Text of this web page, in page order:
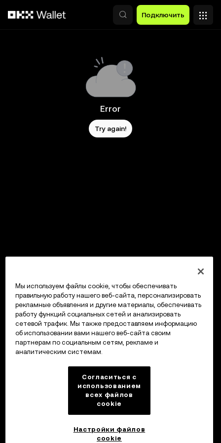
Подключить
Error
Try again!
Мы используем файлы cookie, чтобы обеспечивать
правильную работу нашего веб-сайта, персонализировать
рекламные объявления и другие материалы, обеспечивать
работу функций социальных сетей и анализировать
сетевой трафик. Мы также предоставляем информацию
об использовании вами нашего веб-сайта своим
партнерам по социальным сетям, рекламе и
аналитическим системам.
Согласиться с
использованием
всех файлов
cookie
Настройки файлов
cookie